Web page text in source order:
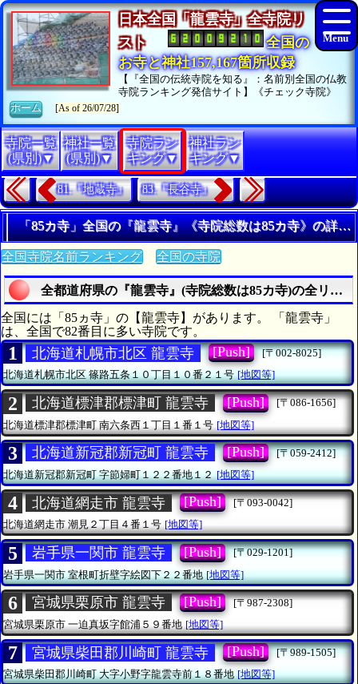
日本全国「龍雲寺」全寺院リ
スト
全国の
お寺と神社157,167箇所収録
【『全国の伝統寺院を知る』：名前別全国の仏教
寺院ランキング発信サイト】《チェック寺院》
ホーム
[As of 26/07/28]
寺院一覧
(県別)▼
神社一覧
(県別)▼
寺院ラン
キング▼
神社ラン
キング▼
81.『地蔵寺』 83.『長谷寺』
「85カ寺」全国の『龍雲寺』《寺院総数は85カ寺》の詳細
全国寺院名前ランキング 全国の寺院
全都道府県の『龍雲寺』(寺院総数は85カ寺)の全リスト
全国には「85ヵ寺」の【龍雲寺】があります。 「龍雲寺」
は、全国で82番目に多い寺院です。
1 北海道札幌市北区 龍雲寺 [Push]
[〒002-8025]
北海道札幌市北区篠路五条１０丁目１０番２１号 [地図等]
2 北海道標津郡標津町 龍雲寺 [Push]
[〒086-1656]
北海道標津郡標津町 南六条西１丁目１番１号 [地図等]
3 北海道新冠郡新冠町 龍雲寺 [Push]
[〒059-2412]
北海道新冠郡新冠町字節婦町１２２番地１２ [地図等]
4 北海道網走市 龍雲寺 [Push]
[〒093-0042]
北海道網走市潮見２丁目４番１号 [地図等]
5 岩手県一関市 龍雲寺 [Push]
[〒029-1201]
岩手県一関市室根町折壁字絵図下２２番地 [地図等]
6 宮城県栗原市 龍雲寺 [Push]
[〒987-2308]
宮城県栗原市 一迫真坂字館浦５９番地 [地図等]
7 宮城県柴田郡川崎町 龍雲寺 [Push]
[〒989-1505]
宮城県柴田郡川崎町大字小野字龍雲寺前１８番地 [地図等]